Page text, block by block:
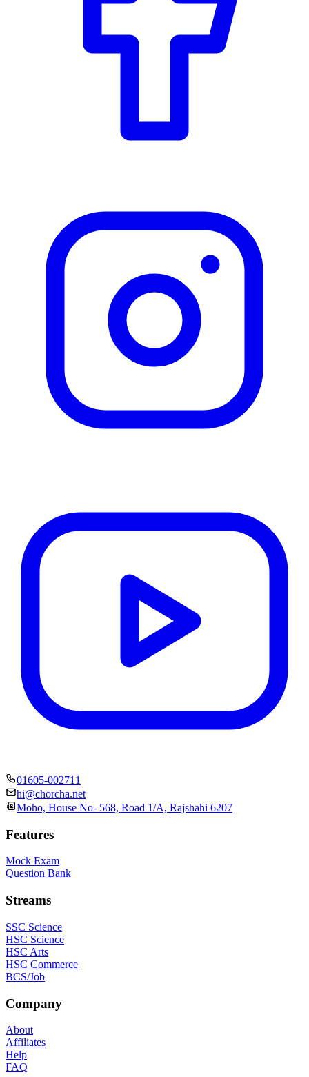
01605-002711
hi@chorcha.net
Moho, House No- 568, Road 1/A, Rajshahi 6207
Features
Mock Exam
Question Bank
Streams
SSC Science
HSC Science
HSC Arts
HSC Commerce
BCS/Job
Company
About
Affiliates
Help
FAQ